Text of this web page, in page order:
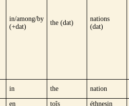
in/among/by
(+dat)
the (dat)
nations
(dat)
in the nation
en toîs
éthnesin